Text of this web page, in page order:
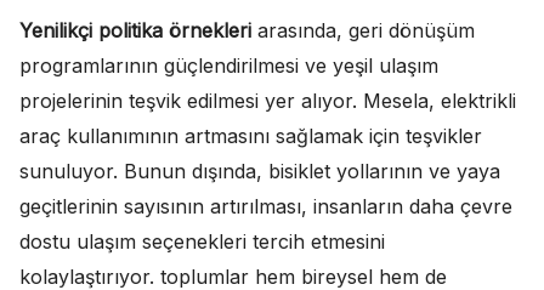
Yenilikçi politika örnekleri arasında, geri dönüşüm
programlarının güçlendirilmesi ve yeşil ulaşım
projelerinin teşvik edilmesi yer alıyor. Mesela, elektrikli
araç kullanımının artmasını sağlamak için teşvikler
sunuluyor. Bunun dışında, bisiklet yollarının ve yaya
geçitlerinin sayısının artırılması, insanların daha çevre
dostu ulaşım seçenekleri tercih etmesini
kolaylaştırıyor. toplumlar hem bireysel hem de